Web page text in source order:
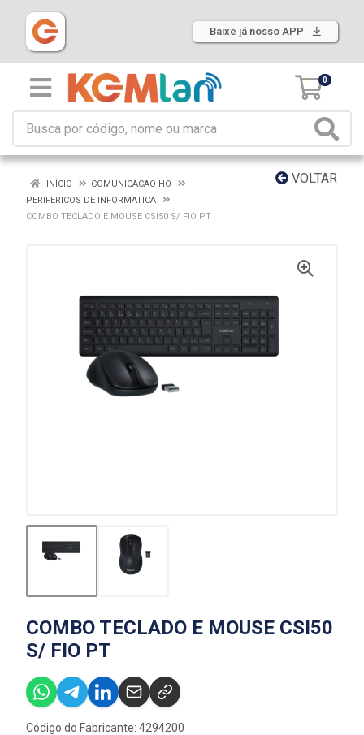
Baixe já nosso APP
0
VOLTAR
INÍCIO
COMUNICACAO HO
PERIFERICOS DE INFORMATICA
COMBO TECLADO E MOUSE CSI50 S/ FIO PT
COMBO TECLADO E MOUSE CSI50
S/ FIO PT
Código do Fabricante: 4294200